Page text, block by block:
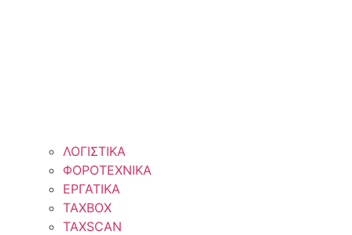
ΛΟΓΙΣΤΙΚΑ
ΦΟΡΟΤΕΧΝΙΚΑ
ΕΡΓΑΤΙΚΑ
TAXBOX
TAXSCAN